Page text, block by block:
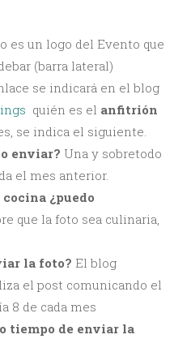
es un logo del Evento que
(barra lateral)
se indicará en el blog
quién es el anfitrión
se indica el siguiente.
enviar? Una y sobretodo
el mes anterior.
¿puedo
que la foto sea culinaria,
la foto? El blog
el post comunicando el
8 de cada mes
tiempo de enviar la